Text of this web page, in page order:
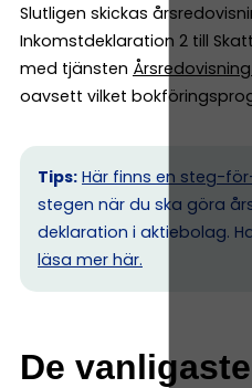
Slutligen skickas
Inkomstdeklaration 2 till
med tjänsten
oavsett vilket
Tips: Här finns en steg-
stegen när du ska göra
deklaration i aktiebolag.
läsa mer här.
De